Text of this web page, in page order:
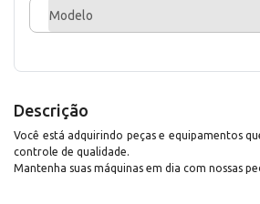
Modelo
Descrição
Você está adquirindo peças e equipamentos
controle de qualidade.
Mantenha suas máquinas em dia com nossas